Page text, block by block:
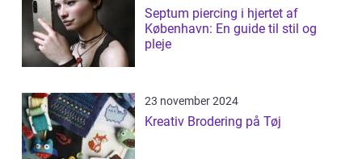
Septum piercing i hjertet af
København: En guide til stil og
pleje
23 november 2024
Kreativ Brodering på Tøj